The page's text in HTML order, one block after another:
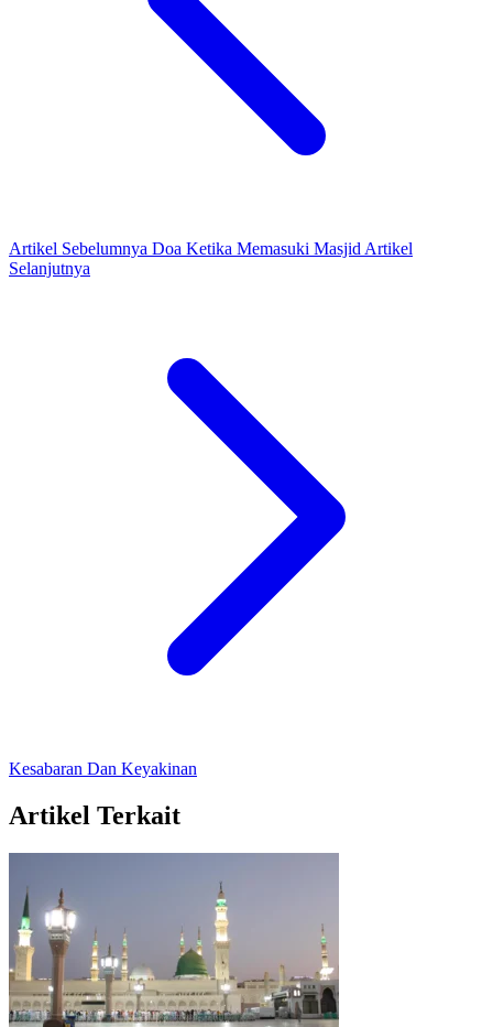
Artikel Sebelumnya Doa Ketika Memasuki Masjid Artikel
Selanjutnya
Kesabaran Dan Keyakinan
Artikel Terkait